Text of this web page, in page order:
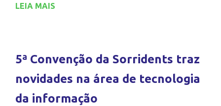
LEIA MAIS
5ª Convenção da Sorridents traz
novidades na área de tecnologia
da informação